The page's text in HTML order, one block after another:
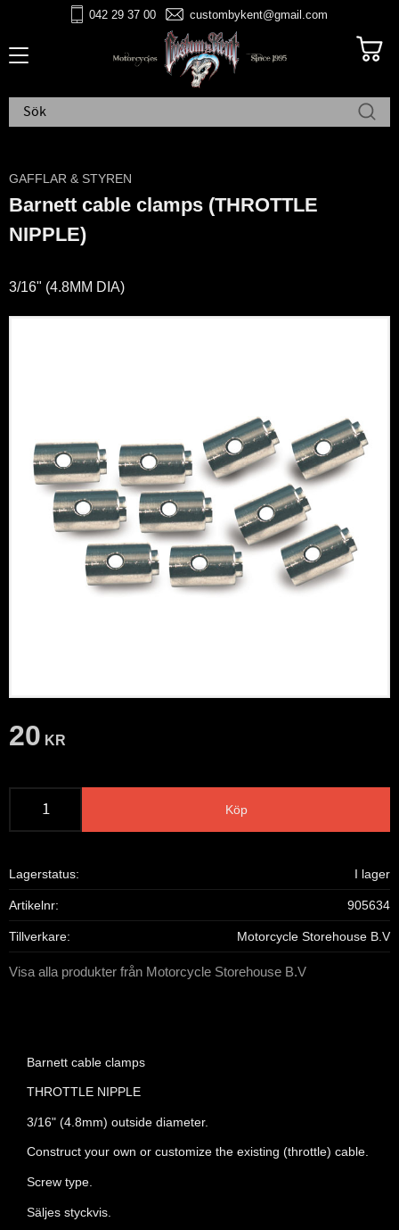
042 29 37 00 custombykent@gmail.com
GAFFLAR & STYREN
Barnett cable clamps (THROTTLE
NIPPLE)
3/16" (4.8MM DIA)
20 KR
Köp
Lagerstatus I lager
Artikelnr 905634
Tillverkare Motorcycle Storehouse B.V
Visa alla produkter från Motorcycle Storehouse B.V
Barnett cable clamps
THROTTLE NIPPLE
3/16" (4.8mm) outside diameter.
Construct your own or customize the existing (throttle) cable.
Screw type.
Säljes styckvis.